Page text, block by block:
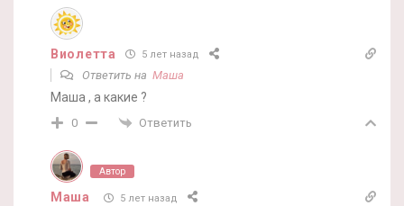
Виолетта 5 лет назад
Ответить на Маша
Маша , а какие ?
0 Ответить
Автор
Маша 5 лет назад